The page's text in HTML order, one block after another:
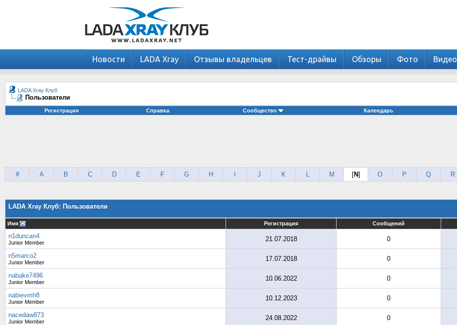
Новости LADA Xray Отзывы владельцев Тест-драйвы Обзоры Фото Видео
LADA Xray Клуб
Пользователи
Регистрация
Справка Сообщество Календарь
# A B C D E F G H J K L M [N] O P Q R
LADA Xray Клуб: Пользователи
Имя Регистрация Сообщений
n1duncan4
Junior Member 21.07.2018 0
n5marco2
Junior Member 17.07.2018 0
nabake7496
Junior Member 10.06.2022 0
nabievmh8
Junior Member 10.12.2023 0
nacedaw873
Junior Member 24.08.2022 0